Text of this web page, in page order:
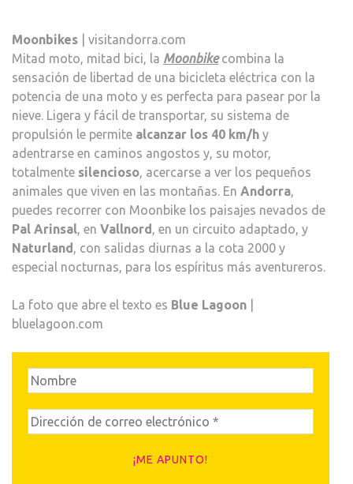
Moonbikes | visitandorra.com
Mitad moto, mitad bici, la Moonbikecombina la
sensación de libertad de una bicicleta eléctrica con la
potencia de una moto y es perfecta para pasear por la
nieve. Ligera y fácil de transportar, su sistema de
propulsión le permite alcanzar los 40 km/h y
adentrarse en caminos angostos y, su motor,
totalmente silencioso, acercarse a ver los pequeños
animales que viven en las montañas. En Andorra,
puedes recorrer con Moonbike los paisajes nevados de
Pal Arinsal, en Vallnord, en un circuito adaptado, y
Naturland, con salidas diurnas a la cota 2000 y
especial nocturnas, para los espíritus más aventureros.
La foto que abre el texto es Blue Lagoon
bluelagoon.com